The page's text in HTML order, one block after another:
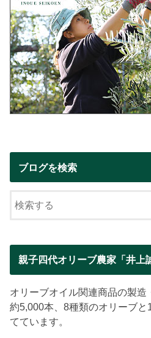
ブログを検索
親子四代オリーブ農家「井上
オリーブオイル関連商品の製造
約5,000本、8種類のオリーブ
てています。